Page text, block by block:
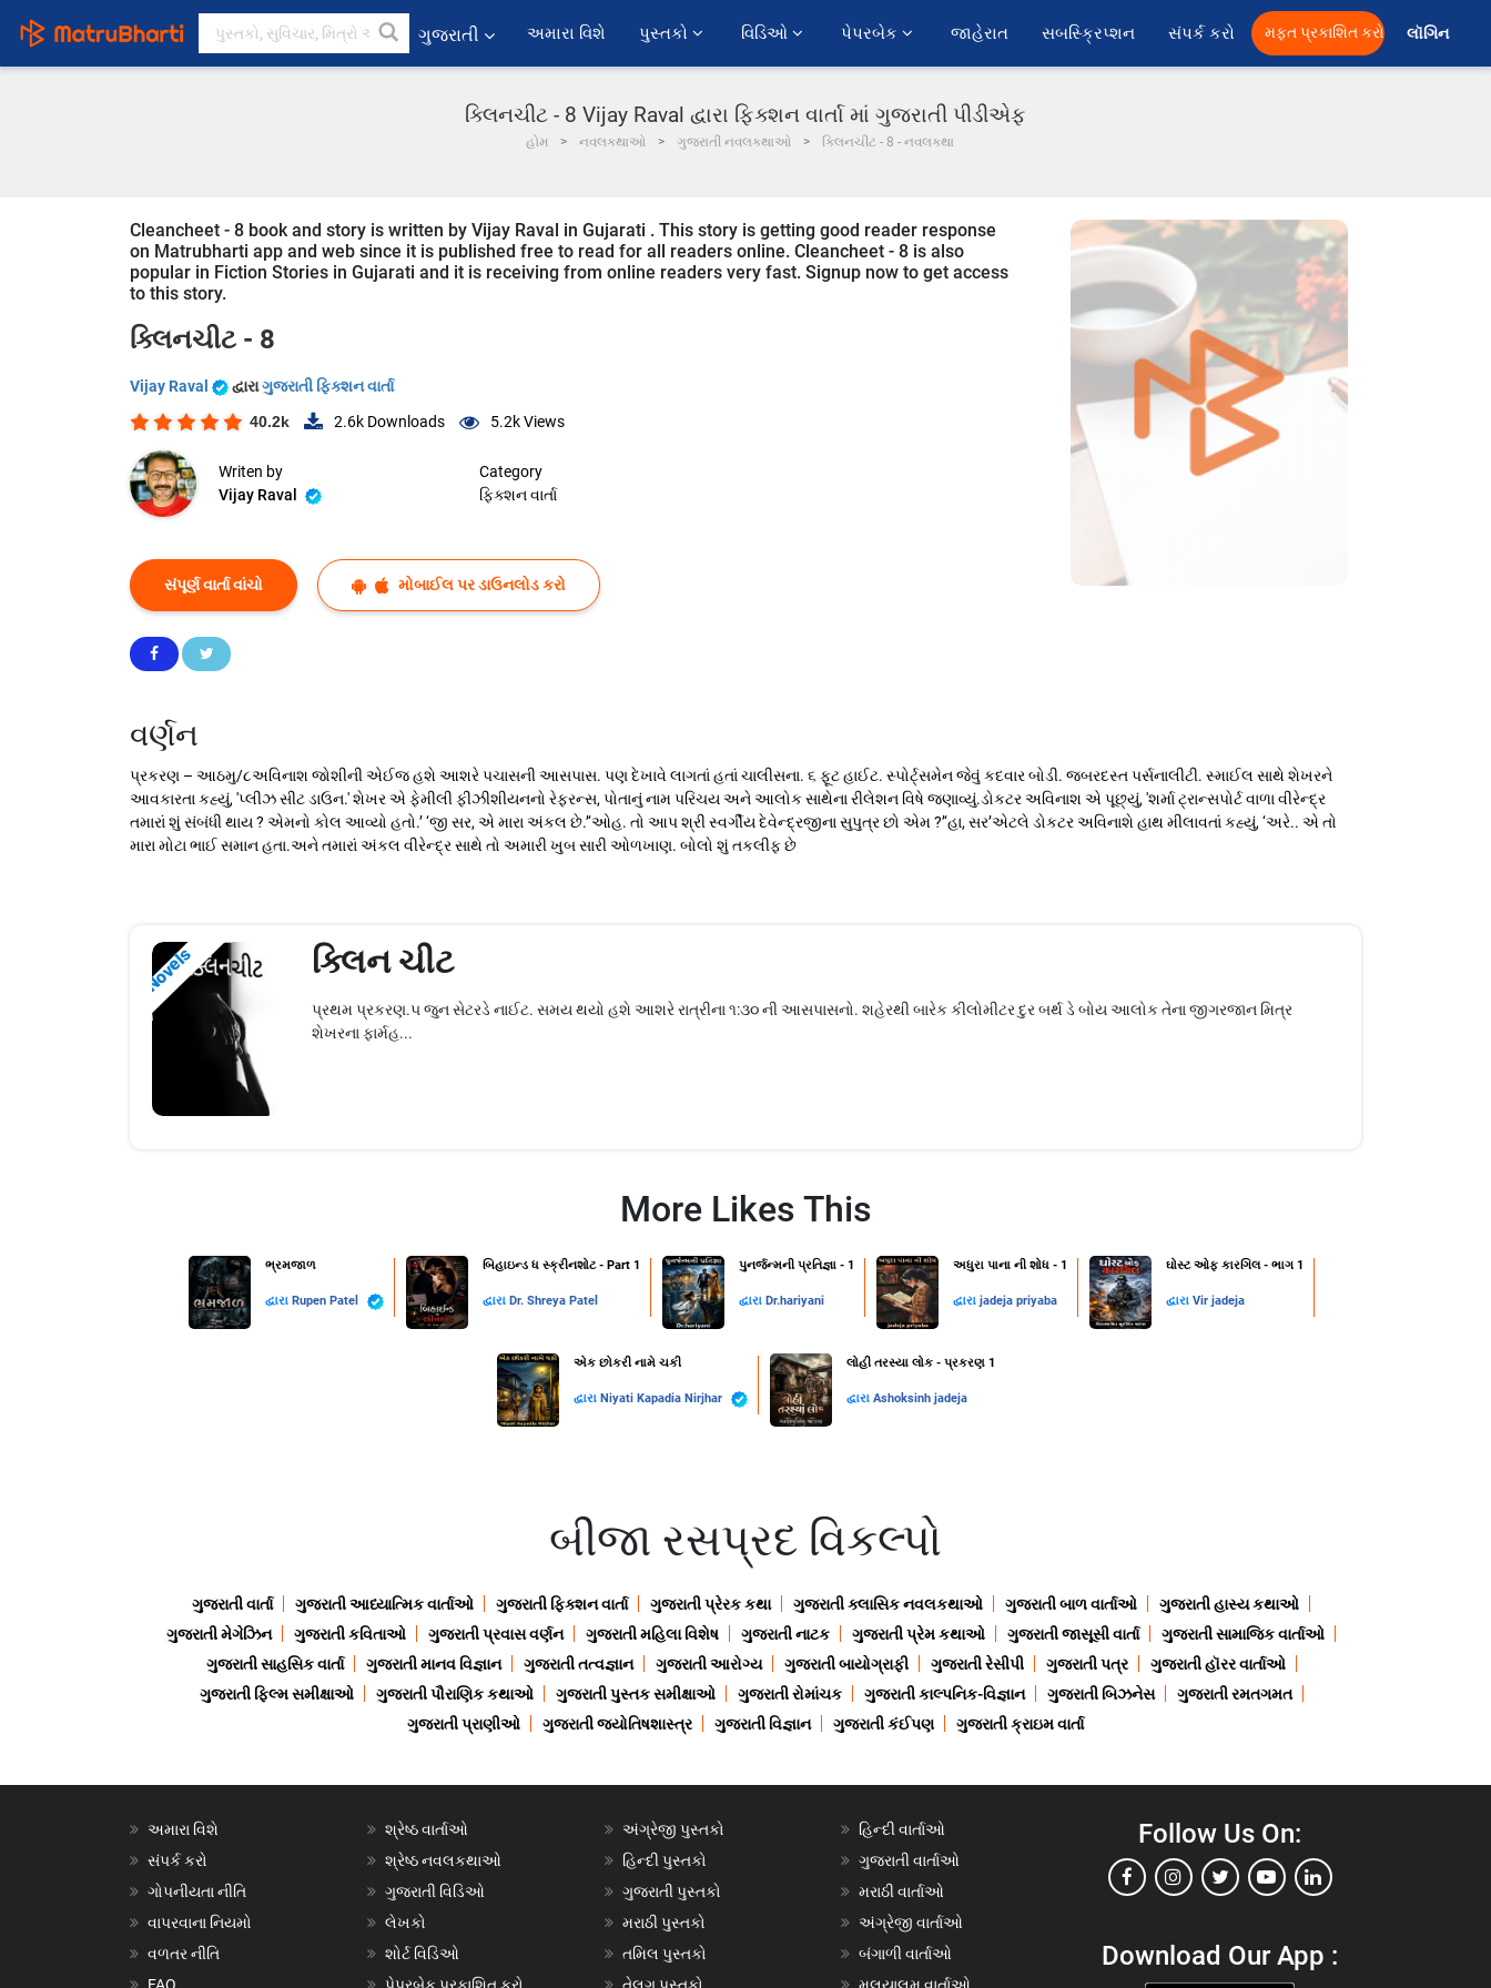
ગુજરાતી અમારા વિશે પુસ્તકો વિડિઓ પેપરબેક જાહેરાત સબસ્ક્રિપ્શન સંપર્ક કરો મફત પ્રકાશિત કરો લૉગિન
ક્લિનચીટ - 8 Vijay Raval દ્વારા ફિક્શન વાર્તા માં ગુજરાતી પીડીએફ
હોમ નવલકથાઓ ગુજરાતી નવલકથાઓ ક્લિનચીટ - 8 - નવલકથા
Cleancheet - 8 book and story is written by Vijay Raval in Gujarati . This story is getting good reader response
on Matrubharti app and web since it is published free to read for all readers online. Cleancheet - 8 is also
popular in Fiction Stories in Gujarati and it is receiving from online readers very fast. Signup now to get access
to this story.
ક્લિનચીટ - 8
Vijay Raval દ્વારાગુજરાતી ફિક્શન વાર્તા
40.2k 2.6k Downloads 5.2kViews
Writen by
Vijay Raval
Category
ફિક્શન વાર્તા
સંપૂર્ણ વાર્તા વાંચો મોબાઈલ પર ડાઉનલોડ કરો
વર્ણન
પ્રકરણ – આઠમુ/૮અવિનાશ જોશીની એઈજ હશે આશરે પચાસની આસપાસ. પણ દેખાવે લાગતાં હતાં ચાલીસના. ૬ ફૂટ હાઈટ. સ્પોર્ટ્સમેન જેવું કદવાર બોડી. જબરદસ્ત પર્સનાલીટી. સ્માઈલ સાથે શેખરને
આવકારતા કહ્યું, 'પ્લીઝ સીટ ડાઉન.' શેખર એ ફેમીલી ફીઝીશીયનનો રેફરન્સ, પોતાનું નામ પરિચય અને આલોક સાથેના રીલેશન વિષે જણાવ્યું.ડોકટર અવિનાશ એ પૂછ્યું, 'શર્મા ટ્રાન્સપોર્ટ વાળા વીરેન્દ્ર
તમારાં શું સંબંધી થાય ? એમનો કોલ આવ્યો હતો.’ ‘જી સર, એ મારા અંકલ છે.’‘ઓહ. તો આપ શ્રી સ્વર્ગીય દેવેન્દ્રજીના સુપુત્ર છો એમ ?’‘હા, સર’એટલે ડોકટર અવિનાશે હાથ મીલાવતાં કહ્યું, ‘અરે.. એ તો
મારા મોટા ભાઈ સમાન હતા.અને તમારાં અંકલ વીરેન્દ્ર સાથે તો અમારી ખુબ સારી ઓળખાણ. બોલો શું તકલીફ છે
Novels ક્લિન ચીટ
પ્રથમ પ્રકરણ.૫ જુન સેટરડે નાઈટ. સમય થયો હશે આશરે રાત્રીના ૧:૩૦ ની આસપાસનો. શહેરથી બારેક કીલોમીટર દુર બર્થ ડે બોય આલોક તેના જીગરજાન મિત્ર
શેખરના ફાર્મહ...
More Likes This
ભ્રમજાળ
દ્વારા Rupen Patel
બિહાઇન્ડ ધ સ્ક્રીનશોટ - Part 1
દ્વારા Dr. Shreya Patel
પુનર્જન્મની પ્રતિજ્ઞા - 1
દ્વારા Dr.hariyani
અધુરા પાના ની શોધ - 1
દ્વારા jadeja priyaba
ઘોસ્ટ ઓફ કારગિલ - ભાગ 1
દ્વારા Vir jadeja
એક છોકરી નામે ચકી
દ્વારા Niyati Kapadia Nirjhar
લોહી તરસ્યા લોક - પ્રકરણ 1
દ્વારા Ashoksinh jadeja
બીજા રસપ્રદ વિકલ્પો
ગુજરાતી વાર્તા ગુજરાતી આધ્યાત્મિક વાર્તાઓ ગુજરાતી ફિક્શન વાર્તા ગુજરાતી પ્રેરક કથા ગુજરાતી ક્લાસિક નવલકથાઓ ગુજરાતી બાળ વાર્તાઓ
ગુજરાતી હાસ્ય કથાઓ
ગુજરાતી મેગેઝિન
ગુજરાતી કવિતાઓ ગુજરાતી પ્રવાસ વર્ણન ગુજરાતી મહિલા વિશેષ ગુજરાતી નાટક ગુજરાતી પ્રેમ કથાઓ ગુજરાતી જાસૂસી વાર્તા
ગુજરાતી સામાજિક વાર્તાઓ
ગુજરાતી સાહસિક વાર્તા
ગુજરાતી માનવ વિજ્ઞાન ગુજરાતી તત્વજ્ઞાન ગુજરાતી આરોગ્ય ગુજરાતી બાયોગ્રાફી ગુજરાતી રેસીપી ગુજરાતી પત્ર
ગુજરાતી હૉરર વાર્તાઓ
ગુજરાતી ફિલ્મ સમીક્ષાઓ
ગુજરાતી પૌરાણિક કથાઓ ગુજરાતી પુસ્તક સમીક્ષાઓ ગુજરાતી રોમાંચક ગુજરાતી કાલ્પનિક-વિજ્ઞાન ગુજરાતી બિઝનેસ
ગુજરાતી રમતગમત
ગુજરાતી પ્રાણીઓ
ગુજરાતી જ્યોતિષશાસ્ત્ર ગુજરાતી વિજ્ઞાન ગુજરાતી કંઈપણ ગુજરાતી ક્રાઇમ વાર્તા
અમારા વિશે
સંપર્ક કરો
ગોપનીયતા નીતિ
વાપરવાના નિયમો
વળતર નીતિ
શ્રેષ્ઠ વાર્તાઓ
શ્રેષ્ઠ નવલકથાઓ
ગુજરાતી વિડિઓ
લેખકો
શોર્ટ વિડિઓ
અંગ્રેજી પુસ્તકો
હિન્દી પુસ્તકો
ગુજરાતી પુસ્તકો
મરાઠી પુસ્તકો
તમિલ પુસ્તકો
હિન્દી વાર્તાઓ
ગુજરાતી વાર્તાઓ
મરાઠી વાર્તાઓ
અંગ્રેજી વાર્તાઓ
બંગાળી વાર્તાઓ
Follow Us On:
Download Our App :